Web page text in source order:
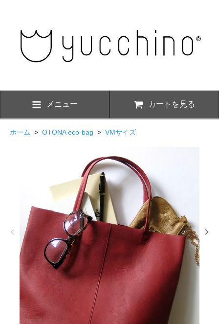
メニュー カートを見る
ホーム > OTONA eco-bag > VMサイズ